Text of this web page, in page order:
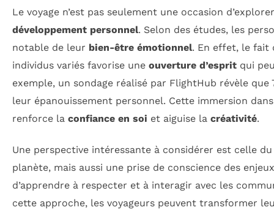
Le voyage n’est pas seulement une occasion
développement personnel. Selon des études, les
notable de leur bien-être émotionnel. En effet, le fait
individus variés favorise une ouverture d’esprit qui
exemple, un sondage réalisé par FlightHub révèle
leur épanouissement personnel. Cette immersion
renforce la confiance en soi et aiguise la créativité.
Une perspective intéressante à considérer est celle
planète, mais aussi une prise de conscience des
d’apprendre à respecter et à interagir avec les
cette approche, les voyageurs peuvent transformer